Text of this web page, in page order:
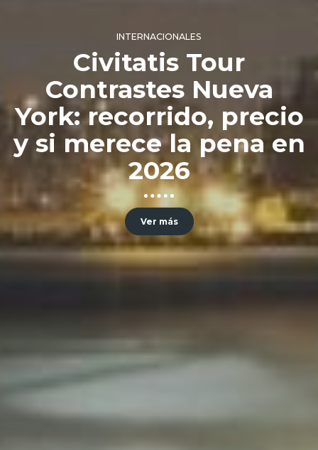
INTERNACIONALES
Civitatis Tour
Contrastes Nueva
York: recorrido, precio
y si merece la pena en
2026
Ver más